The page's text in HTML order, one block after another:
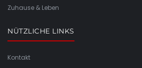
Zuhause & Leben
NÜTZLICHE LINKS
Kontakt